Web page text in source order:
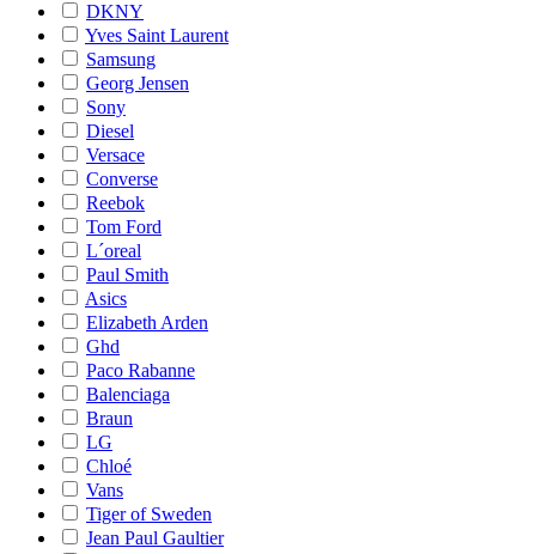
DKNY
Yves Saint Laurent
Samsung
Georg Jensen
Sony
Diesel
Versace
Converse
Reebok
Tom Ford
L´oreal
Paul Smith
Asics
Elizabeth Arden
Ghd
Paco Rabanne
Balenciaga
Braun
LG
Chloé
Vans
Tiger of Sweden
Jean Paul Gaultier